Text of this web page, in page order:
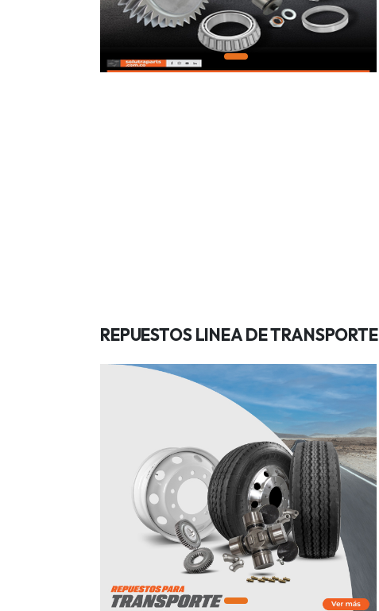
REPUESTOS LINEA DE TRANSPORTE